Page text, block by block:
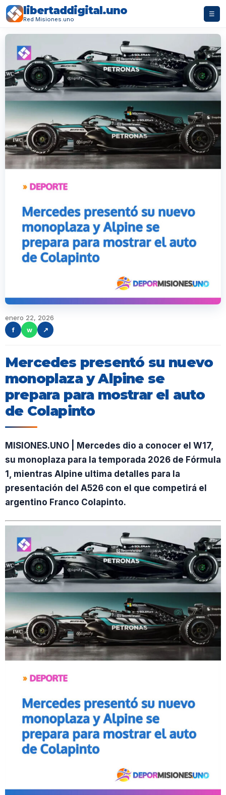
libertaddigital.uno
Red Misiones.uno
☰
enero 22, 2026
f
w ↗
Mercedes presentó su nuevo
monoplaza y Alpine se
prepara para mostrar el auto
de Colapinto
MISIONES.UNO | Mercedes dio a conocer el W17,
su monoplaza para la temporada 2026 de Fórmula
1, mientras Alpine ultima detalles para la
presentación del A526 con el que competirá el
argentino Franco Colapinto.